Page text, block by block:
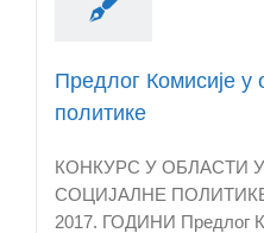
Предлог Комисије у
политике
КОНКУРС У ОБЛАСТИ
СОЦИЈАЛНЕ
2017. ГОДИНИ Предлог